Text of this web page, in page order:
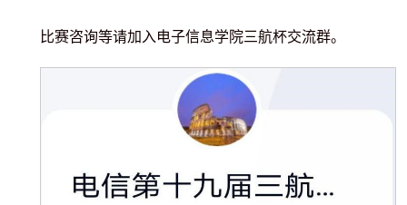
比赛咨询等请加入电子信息学院三航杯交流群。